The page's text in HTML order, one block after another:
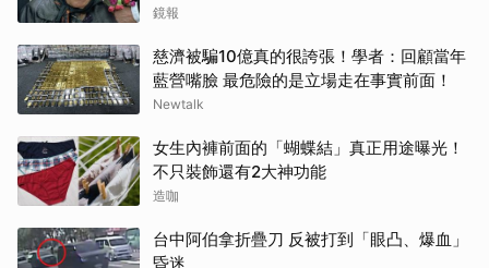
鏡報
慈濟被騙10億真的很誇張！學者：回顧當年
藍營嘴臉 最危險的是立場走在事實前面！
Newtalk
女生內褲前面的「蝴蝶結」真正用途曝光！
不只裝飾還有2大神功能
造咖
台中阿伯拿折疊刀 反被打到「眼凸、爆血」
昏迷